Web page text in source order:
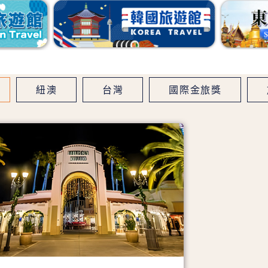
紐澳 台灣 國際金旅獎